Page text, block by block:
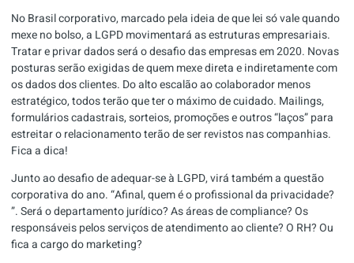
No Brasil corporativo, marcado pela ideia de que lei só vale quando
mexe no bolso, a LGPD movimentará as estruturas empresariais.
Tratar e privar dados será o desafio das empresas em 2020. Novas
posturas serão exigidas de quem mexe direta e indiretamente com
os dados dos clientes. Do alto escalão ao colaborador menos
estratégico, todos terão que ter o máximo de cuidado. Mailings,
formulários cadastrais, sorteios, promoções e outros “laços” para
estreitar o relacionamento terão de ser revistos nas companhias.
Fica a dica!
Junto ao desafio de adequar-se à LGPD, virá também a questão
corporativa do ano. “Afinal, quem é o profissional da privacidade?
”. Será o departamento jurídico? As áreas decompliance? Os
responsáveis pelos serviços de atendimento ao cliente? O RH? Ou
fica a cargo do marketing?